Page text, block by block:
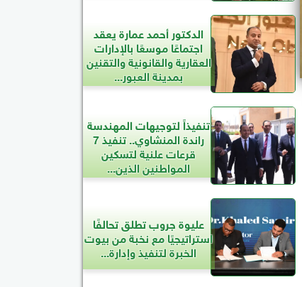
الدكتور أحمد عمارة يعقد
اجتماعًا موسعًا بالإدارات
العقارية والقانونية والتقنين
بمدينة العبور...
تنفيذاً لتوجيهات المهندسة
راندة المنشاوي.. تنفيذ 7
قرعات علنية لتسكين
المواطنين الذين...
عليوة جروب تطلق تحالفًا
استراتيجيًا مع نخبة من بيوت
الخبرة لتنفيذ وإدارة...